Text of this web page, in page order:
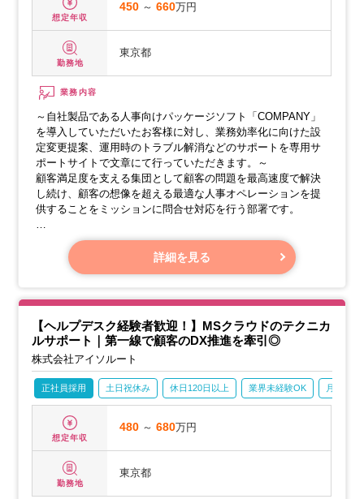
想定年収
450 ～660万円
勤務地
東京都
業務内容
～自社製品である人事向けパッケージソフト「COMPANY」
を導入していただいたお客様に対し、業務効率化に向けた設
定変更提案、運用時のトラブル解消などのサポートを専用サ
ポートサイトで文章にて行っていただきます。～
顧客満足度を支える集団として顧客の問題を最高速度で解決
し続け、顧客の想像を超える最適な人事オペレーションを提
供することをミッションに問合せ対応を行う部署です。
【業務内容】
・日々発生するお客様の業務課題をシステムで解決する設定
方法の提案
ている箇所の調査
・問合せ内容から得られる情報をまとめ、プロダクト自体や
マニュアルに反映させる開発者への提言
・法改正や制度変更といった変化への対応について広く顧客
に周知する資料、文案の作成
詳細を見る
【ヘルプデスク経験者歓迎！】MSクラウドのテクニカ
ルサポート｜第一線で顧客のDX推進を牽引◎
株式会社アイソルート
正社員採用 土日祝休み 休日120日以上 業界未経験OK 月残業
想定年収
480 ～680万円
勤務地
東京都